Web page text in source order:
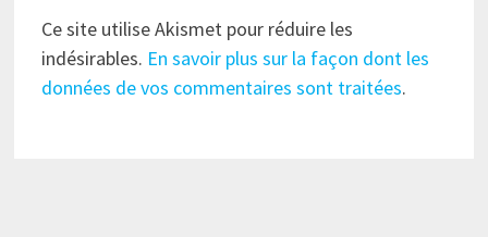
Ce site utilise Akismet pour réduire les
indésirables. En savoir plus sur la façon dont les
données de vos commentaires sont traitées.